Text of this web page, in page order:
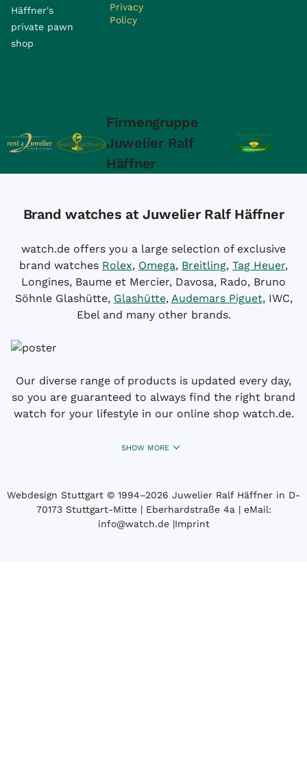
Häffner's
private pawn
shop
Privacy
Policy
Firmengruppe
Juwelier Ralf
Häffner
Brand watches at Juwelier Ralf Häffner
watch.de offers you a large selection of exclusive
brand watches Rolex, Omega, Breitling, Tag Heuer,
Longines, Baume et Mercier, Davosa, Rado, Bruno
Söhnle Glashütte, Glashütte, Audemars Piguet, IWC,
Ebel and many other brands.
Our diverse range of products is updated every day,
so you are guaranteed to always find the right brand
watch for your lifestyle in our online shop watch.de.
SHOW MORE
Webdesign Stuttgart © 1994­–2026 Juwelier Ralf Häffner in D-
70173 Stuttgart-Mitte | Eberhardstraße 4a | eMail:
info@watch.de|Imprint